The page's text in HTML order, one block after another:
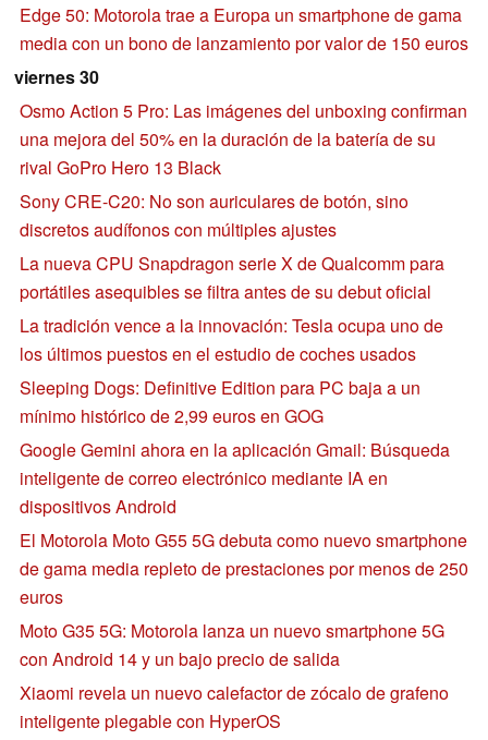
Edge 50: Motorola trae a Europa un smartphone de gama
media con un bono de lanzamiento por valor de 150 euros
viernes 30
Osmo Action 5 Pro: Las imágenes del unboxing confirman
una mejora del 50% en la duración de la batería de su
rival GoPro Hero 13 Black
Sony CRE-C20: No son auriculares de botón, sino
discretos audífonos con múltiples ajustes
La nueva CPU Snapdragon serie X de Qualcomm para
portátiles asequibles se filtra antes de su debut oficial
La tradición vence a la innovación: Tesla ocupa uno de
los últimos puestos en el estudio de coches usados
Sleeping Dogs: Definitive Edition para PC baja a un
mínimo histórico de 2,99 euros en GOG
Google Gemini ahora en la aplicación Gmail: Búsqueda
inteligente de correo electrónico mediante IA en
dispositivos Android
El Motorola Moto G55 5G debuta como nuevo smartphone
de gama media repleto de prestaciones por menos de 250
euros
Moto G35 5G: Motorola lanza un nuevo smartphone 5G
con Android 14 y un bajo precio de salida
Xiaomi revela un nuevo calefactor de zócalo de grafeno
inteligente plegable con HyperOS